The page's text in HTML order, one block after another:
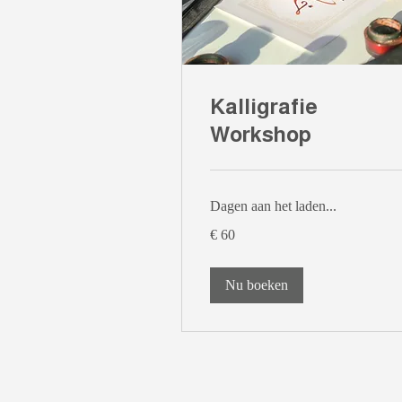
Kalligrafie
Workshop
Dagen aan het laden...
euro
€ 60
Nu boeken